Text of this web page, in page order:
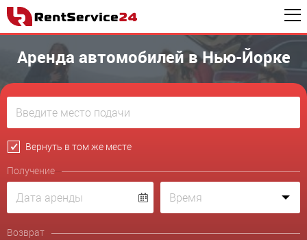
Аренда автомобилей в Нью-Йорке
Вернуть в том же месте
Получение
Возврат